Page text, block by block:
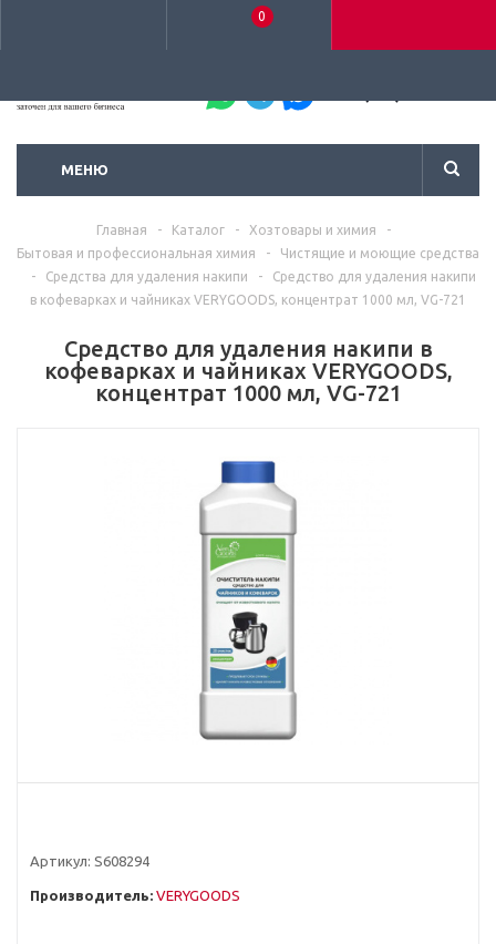
0
МЕНЮ
Главная - Каталог - Хозтовары и химия
-
Бытовая и профессиональная химия
-
Чистящие и моющие средства
-
Средства для удаления накипи -
Средство для удаления накипи
в кофеварках и чайниках VERYGOODS, концентрат 1000 мл, VG-721
Средство для удаления накипи в
кофеварках и чайниках VERYGOODS,
концентрат 1000 мл, VG-721
Артикул: S608294
Производитель: VERYGOODS